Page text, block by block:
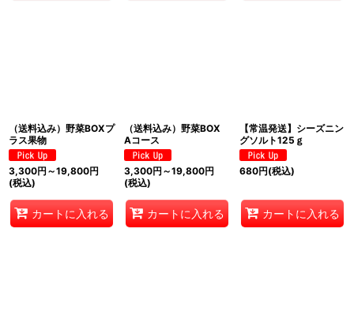
（送料込み）野菜BOXプ
ラス果物
3,300円 ～19,800円
(税込)
カートに入れる
（送料込み）野菜BOX
Aコース
3,300円 ～19,800円
(税込)
カートに入れる
【常温発送】シーズニン
グソルト125ｇ
680円(税込)
カートに入れる